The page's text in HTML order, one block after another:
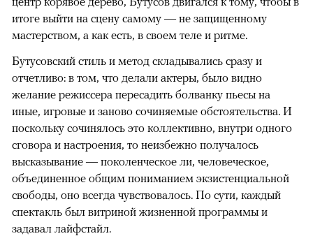
итоге выйти на сцену самому — не защищенному
мастерством, а как есть, в своем теле и ритме.
Бутусовский стиль и метод складывались сразу и
отчетливо: в том, что делали актеры, было видно
желание режиссера пересадить болванку пьесы на
иные, игровые и заново сочиняемые обстоятельства. И
поскольку сочинялось это коллективно, внутри одного
сговора и настроения, то неизбежно получалось
высказывание — поколенческое ли, человеческое,
объединенное общим пониманием экзистенциальной
свободы, оно всегда чувствовалось. По сути, каждый
спектакль был витриной жизненной программы и
задавал лайфстайл.